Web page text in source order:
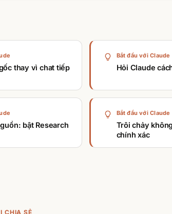
thay vì chat tiếp
Bắt đầu với Claude
Hỏi Claude
bật Research
Bắt đầu với Claude
Trôi chảy
chính xác
CHIA SẺ